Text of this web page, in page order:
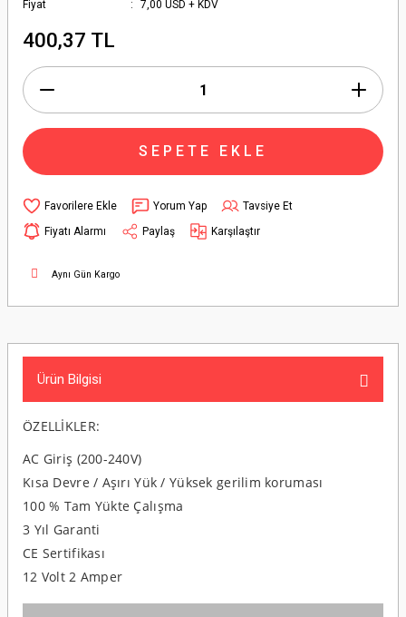
Fiyat
7,00 USD + KDV
400,37 TL
SEPETE EKLE
Yorum Yap
Tavsiye Et
Fiyatı Alarmı
Paylaş Karşılaştır
Aynı Gün Kargo
Ürün Bilgisi
ÖZELLİKLER:
AC Giriş (200-240V)
Kısa Devre / Aşırı Yük / Yüksek gerilim koruması
100 % Tam Yükte Çalışma
3 Yıl Garanti
CE Sertifikası
12 Volt 2 Amper